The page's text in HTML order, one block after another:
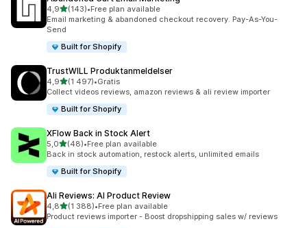
4,9av 5 stjerner
(143)
Totalt 143 omtaler
•Free plan available
Email marketing & abandoned checkout recovery. Pay-As-You-
Send
Built for Shopify
TrustWILL Produktanmeldelser
4,9av 5 stjerner
(1 497)
Totalt 1497 omtaler
•Gratis
Collect videos reviews, amazon reviews & ali review importer
Built for Shopify
XFlow Back in Stock Alert
5,0av 5 stjerner
(48)
Totalt 48 omtaler
•Free plan available
Back in stock automation, restock alerts, unlimited emails
Built for Shopify
Ali Reviews: AI Product Review
4,8av 5 stjerner
(1 388)
Totalt 1388 omtaler
•Free plan available
Product reviews importer - Boost dropshipping sales w/ reviews